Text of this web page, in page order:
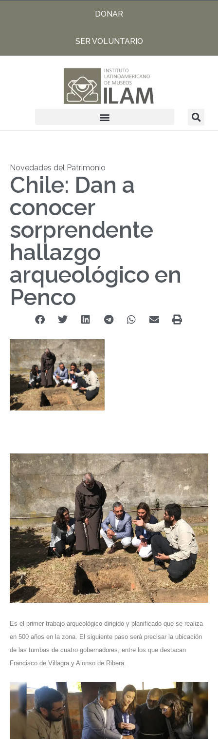
DONAR
SER VOLUNTARIO
Novedades del Patrimonio
Chile: Dan a
conocer
sorprendente
hallazgo
arqueológico en
Penco
Es el primer trabajo arqueológico dirigido y planificado que se realiza
en 500 años en la zona. El siguiente paso será precisar la ubicación
de las tumbas de cuatro gobernadores, entre los que destacan
Francisco de Villagra y Alonso de Ribera.